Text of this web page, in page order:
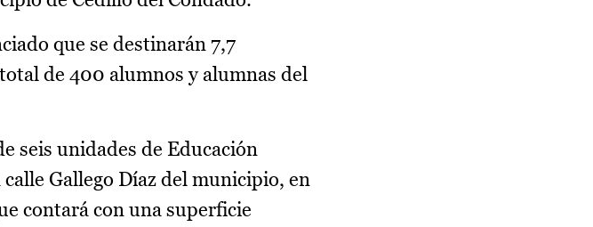
que se destinarán 7,7
de 400 alumnos y alumnas del
seis unidades de Educación
Gallego Díaz del municipio, en
contará con una superficie